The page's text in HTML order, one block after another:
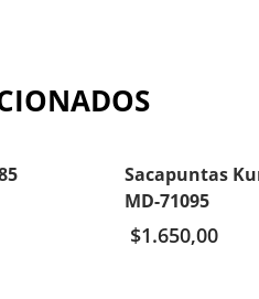
Sacapuntas
MD-71095
$1.650,00